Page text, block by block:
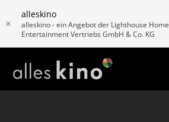
alleskino
alleskino - ein Angebot der Lighthouse Home
Entertainment Vertriebs GmbH & Co. KG